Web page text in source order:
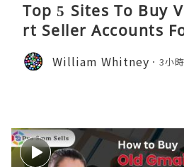
Top 5 Sites To Buy
rt Seller Accounts
William Whitney 3小